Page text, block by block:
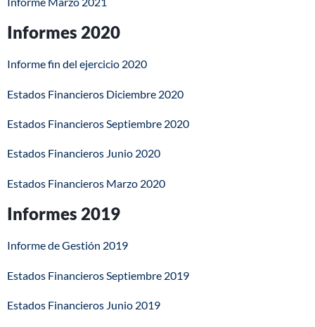
Informes 2020
Informe fin del ejercicio 2020
Estados Financieros Diciembre 2020
Estados Financieros Septiembre 2020
Estados Financieros Junio 2020
Estados Financieros Marzo 2020
Informes 2019
Informe de Gestión 2019
Estados Financieros Septiembre 2019
Estados Financieros Junio 2019